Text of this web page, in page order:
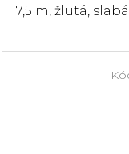
7,5 m, žlutá,